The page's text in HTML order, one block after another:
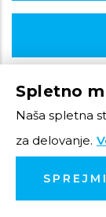
Spletno
Naša spletna
za delovanje.
SPREJMI